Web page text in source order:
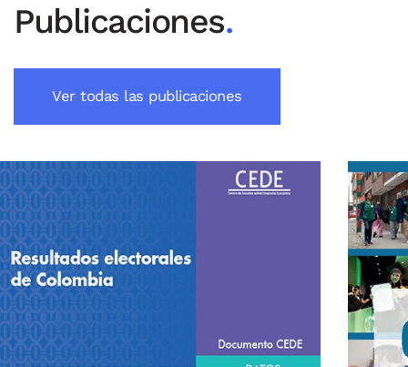
Publicaciones.
Ver todas las publicaciones